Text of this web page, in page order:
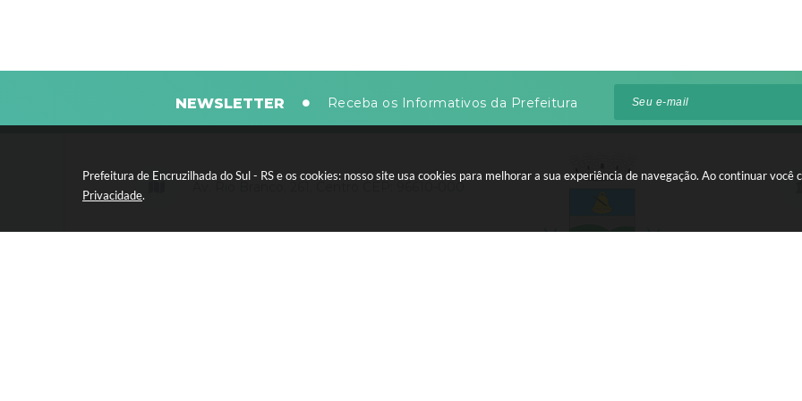
Prefeitura de Encruzilhada do Sul - RS e os cookies: nosso site usa cookies para melhorar a sua experiência de navegação. Ao continuar você
Privacidade.
NEWSLETTER Receba os Informativos da Prefeitura
Av. Rio Branco, 261, Centro CEP: 96610-000